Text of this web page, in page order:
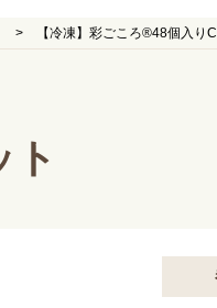
【冷凍】彩ごころ®48個入り
ト